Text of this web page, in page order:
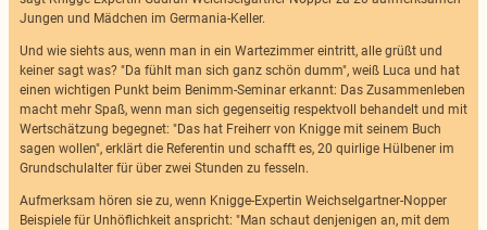
Jungen und Mädchen im Germania-Keller.
Und wie siehts aus, wenn man in ein Wartezimmer eintritt, alle grüßt und
keiner sagt was? "Da fühlt man sich ganz schön dumm", weiß Luca und hat
einen wichtigen Punkt beim Benimm-Seminar erkannt: Das Zusammenleben
macht mehr Spaß, wenn man sich gegenseitig respektvoll behandelt und mit
Wertschätzung begegnet: "Das hat Freiherr von Knigge mit seinem Buch
sagen wollen", erklärt die Referentin und schafft es, 20 quirlige Hülbener im
Grundschulalter für über zwei Stunden zu fesseln.
Aufmerksam hören sie zu, wenn Knigge-Expertin Weichselgartner-Nopper
Beispiele für Unhöflichkeit anspricht: "Man schaut denjenigen an, mit dem